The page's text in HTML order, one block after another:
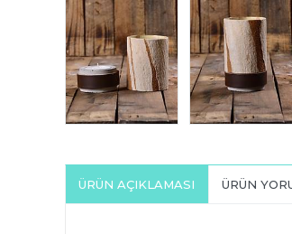
ÜRÜN AÇIKLAMASI ÜRÜN